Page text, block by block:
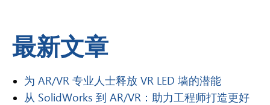
最新文章
为 AR/VR 专业人士释放 VR LED 墙的潜能
从 SolidWorks 到 AR/VR：助力工程师打造更好